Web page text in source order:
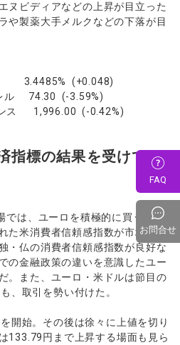
ヌビディアなどの上昇が目立った
や製薬大手メルクなどの下落が目
(+0.048)
ル 74.30 (-3.59%)
ンス 1,996.00 (-0.42%)
指標の結果を受けてユ
では、ユーロを積極的に買う動き
た米消費者信頼感指数が市場予想
・仏の消費者信頼感指数が良好な
の金融政策の違いを意識したユー
。また、ユーロ・米ドルは節目の
、取引を勢い付けた。
開始。その後は徐々に上値を切り
133.79円まで上昇する場面も見ら
FAQ
お問合せ